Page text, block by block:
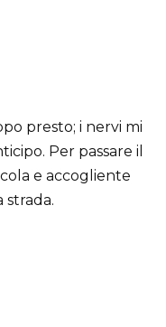
presto; i nervi mi
Per passare il
e accogliente
strada.